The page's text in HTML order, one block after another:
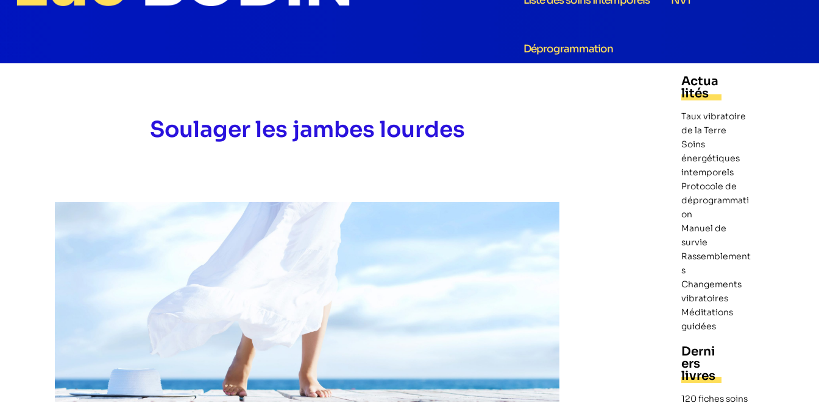
Déprogrammation
Soulager les jambes lourdes
Actua
lités
Taux vibratoire
de la Terre
Soins
énergétiques
intemporels
Protocole de
déprogrammati
on
Manuel de
survie
Rassemblement
s
Changements
vibratoires
Méditations
guidées
Derni
ers
livres
120 fiches soins